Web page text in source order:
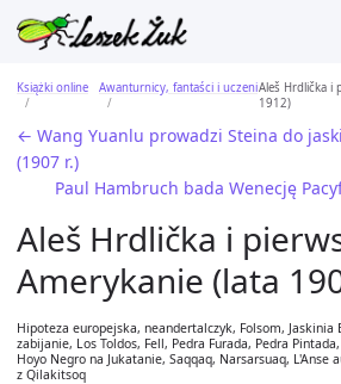
Książki online Awanturnicy, fantaści i uczeniAleš Hrdlička i
1912)
← Wang Yuanlu prowadzi Steina do
(1907 r.)
Paul Hambruch bada Wenecję
Aleš Hrdlička i
Amerykanie (lata
Hipoteza europejska, neandertalczyk, Folsom,
zabijanie, Los Toldos, Fell, Pedra Furada, Pedra
Hoyo Negro na Jukatanie, Saqqaq, Narsarsuaq, L'Anse
z Qilakitsoq